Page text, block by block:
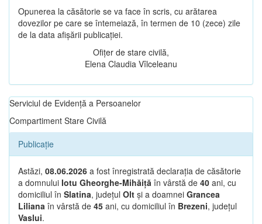
Opunerea la căsătorie se va face în scris, cu arătarea
dovezilor pe care se întemeiază, în termen de 10 (zece) zile
de la data afișării publicației.
Ofițer de stare civilă,
Elena Claudia Vîlceleanu
Serviciul de Evidență a Persoanelor
Compartiment Stare Civilă
Publicație
Astăzi, 08.06.2026 a fost înregistrată declarația de căsătorie
a domnului Iotu Gheorghe-Mihăiță în vârstă de 40 ani, cu
domiciliul în Slatina, județul Olt și a doamnei Grancea
Liliana în vârstă de 45 ani, cu domiciliul în Brezeni, județul
Vaslui.